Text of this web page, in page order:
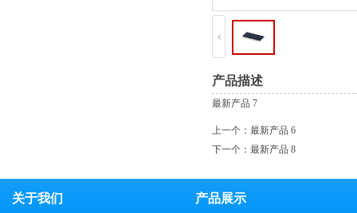
产品描述
最新产品 7
上一个： 最新产品 6
下一个： 最新产品 8
关于我们 产品展示